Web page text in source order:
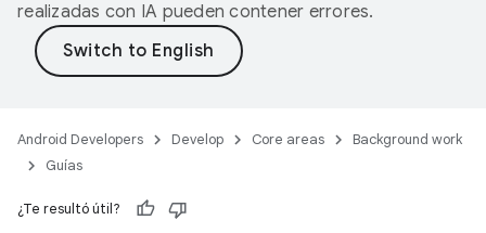
realizadas con IA pueden contener errores.
Android Developers Develop Core areas
Background work
Guías
¿Te resultó útil?